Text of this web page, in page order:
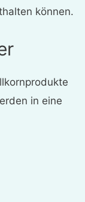
können.
in eine